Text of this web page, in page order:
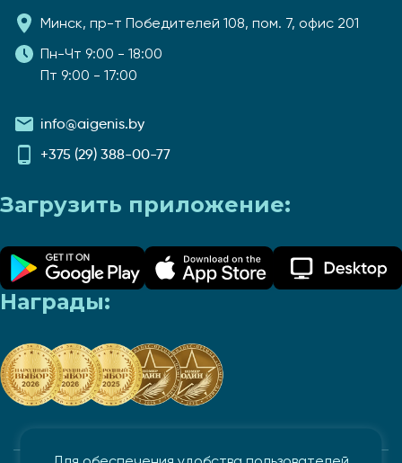
Минск, пр-т Победителей 108, пом. 7, офис 201
Пн-Чт 9:00 - 18:00
Пт 9:00 - 17:00
info@aigenis.by
+375 (29) 388-00-77
Загрузить приложение:
Награды: